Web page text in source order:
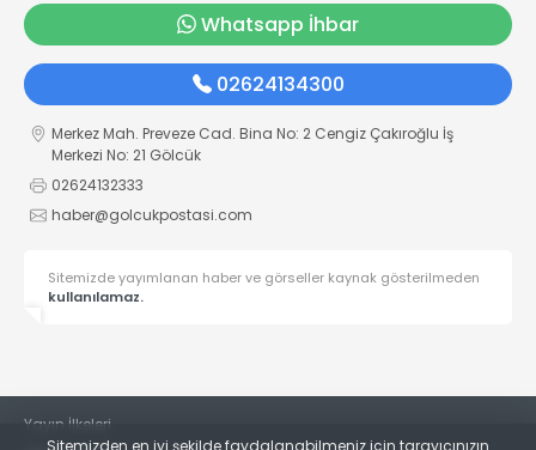
Whatsapp İhbar
02624134300
Merkez Mah. Preveze Cad. Bina No: 2 Cengiz Çakıroğlu İş
Merkezi No: 21 Gölcük
02624132333
haber@golcukpostasi.com
Sitemizde yayımlanan haber ve görseller kaynak gösterilmeden
kullanılamaz.
Yayın İlkeleri
Sitemizden en iyi şekilde faydalanabilmeniz için tarayıcınızın